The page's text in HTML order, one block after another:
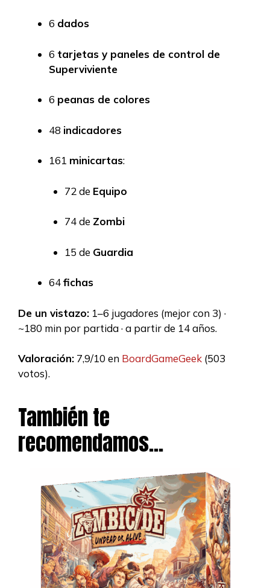
6 dados
6 tarjetas y paneles de control de
Superviviente
6 peanas de colores
48 indicadores
161 minicartas:
72 de Equipo
74 de Zombi
15 de Guardia
64fichas
De un vistazo: 1–6 jugadores (mejor con 3) ·
~180 min por partida · a partir de 14 años.
Valoración: 7,9/10 en BoardGameGeek (503
votos).
También te
recomendamos…